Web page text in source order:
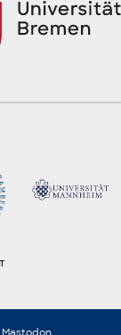
Mastodon